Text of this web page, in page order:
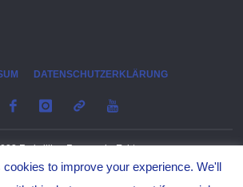
DATENSCHUTZERKLÄRUNG
Freiwillige Feuerwehr Echte
to improve your experience. We'll